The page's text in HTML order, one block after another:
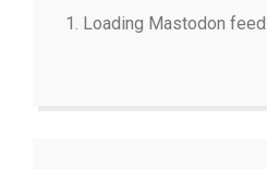
Loading Mastodon feed...